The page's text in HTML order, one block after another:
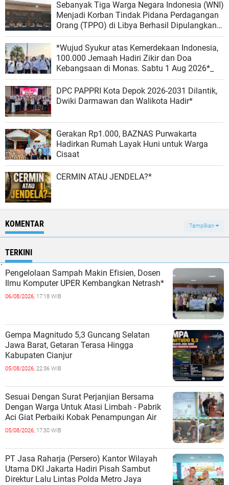
Sebanyak Tiga Warga Negara Indonesia (WNI)
Menjadi Korban Tindak Pidana Perdagangan
Orang (TPPO) di Libya Berhasil Dipulangkan
Ke - Indonesia. Mereka adalah NAR, SS, dan
NKR.
*Wujud Syukur atas Kemerdekaan Indonesia,
100.000 Jemaah Hadiri Zikir dan Doa
Kebangsaan di Monas. Sabtu 1 Aug 2026*_
DPC PAPPRI Kota Depok 2026-2031 Dilantik,
Dwiki Darmawan dan Walikota Hadir*
Gerakan Rp1.000, BAZNAS Purwakarta
Hadirkan Rumah Layak Huni untuk Warga
Cisaat
CERMIN ATAU JENDELA?*
KOMENTAR Tampilkan
TERKINI
Pengelolaan Sampah Makin Efisien, Dosen
Ilmu Komputer UPER Kembangkan Netrash*
06/08/2026, 17:18 WIB
Gempa Magnitudo 5,3 Guncang Selatan
Jawa Barat, Getaran Terasa Hingga
Kabupaten Cianjur
05/08/2026, 22:36 WIB
Sesuai Dengan Surat Perjanjian Bersama
Dengan Warga Untuk Atasi Limbah - Pabrik
Aci Giat Perbaiki Kobak Penampungan Air
05/08/2026, 17:30 WIB
PT Jasa Raharja (Persero) Kantor Wilayah
Utama DKI Jakarta Hadiri Pisah Sambut
Direktur Lalu Lintas Polda Metro Jaya